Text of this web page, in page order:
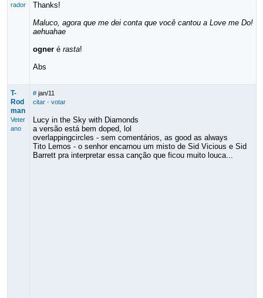
rador
Thanks!
Maluco, agora que me dei conta que você cantou a Love me Do!
aehuahae
ognerérasta!
Abs
T-
Rod
man
Veter
ano
# jan/11
citar· votar
Lucy in the Sky with Diamonds
a versão está bem doped, lol
overlappingcircles - sem comentários, as good as always
Tito Lemos - o senhor encarnou um misto de Sid Vicious e Sid
Barrett pra interpretar essa canção que ficou muito louca...